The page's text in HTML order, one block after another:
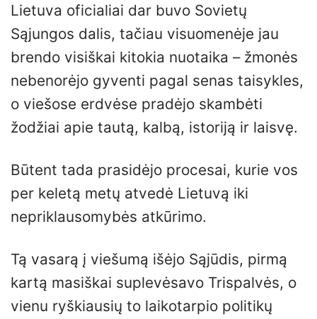
Lietuva oficialiai dar buvo Sovietų
Sąjungos dalis, tačiau visuomenėje jau
brendo visiškai kitokia nuotaika – žmonės
nebenorėjo gyventi pagal senas taisykles,
o viešose erdvėse pradėjo skambėti
žodžiai apie tautą, kalbą, istoriją ir laisvę.
Būtent tada prasidėjo procesai, kurie vos
per keletą metų atvedė Lietuvą iki
nepriklausomybės atkūrimo.
Tą vasarą į viešumą išėjo Sąjūdis, pirmą
kartą masiškai suplevėsavo Trispalvės, o
vienu ryškiausių to laikotarpio politikų